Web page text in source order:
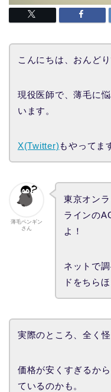
こんにちは、おんどり
現役医師で、薄毛に
います。
X(Twitter)もやってま
薄毛ペンギン
さん
東京オン
ラインの
よ！
ネットで
ドをちら
実際のところ、全く
価格が安くすぎるか
ているのかも。